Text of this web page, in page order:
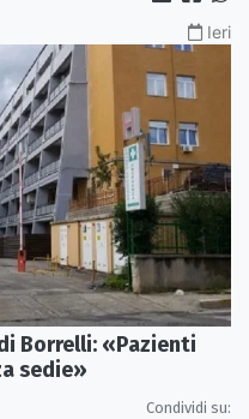
Ieri
Borrelli: «Pazienti
sedie»
Condividi su: